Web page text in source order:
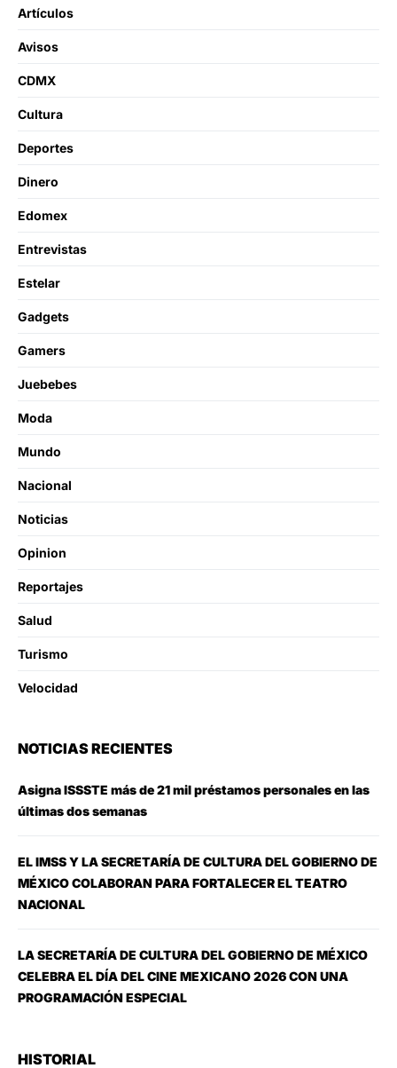
Artículos
Avisos
CDMX
Cultura
Deportes
Dinero
Edomex
Entrevistas
Estelar
Gadgets
Gamers
Juebebes
Moda
Mundo
Nacional
Noticias
Opinion
Reportajes
Salud
Turismo
Velocidad
NOTICIAS RECIENTES
Asigna ISSSTE más de 21 mil préstamos personales en las
últimas dos semanas
EL IMSS Y LA SECRETARÍA DE CULTURA DEL GOBIERNO DE
MÉXICO COLABORAN PARA FORTALECER EL TEATRO
NACIONAL
LA SECRETARÍA DE CULTURA DEL GOBIERNO DE MÉXICO
CELEBRA EL DÍA DEL CINE MEXICANO 2026 CON UNA
PROGRAMACIÓN ESPECIAL
HISTORIAL